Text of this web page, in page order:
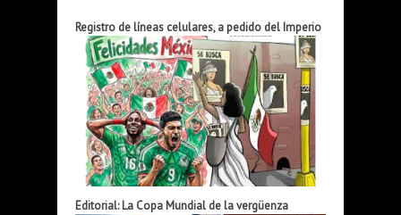
Registro de líneas celulares, a pedido del Imperio
Editorial: La Copa Mundial de la vergüenza